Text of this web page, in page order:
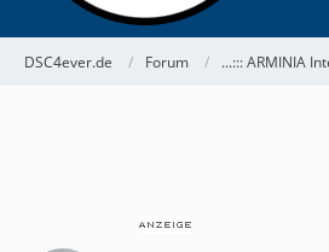
DSC4ever.de Forum ...::: ARMINIA